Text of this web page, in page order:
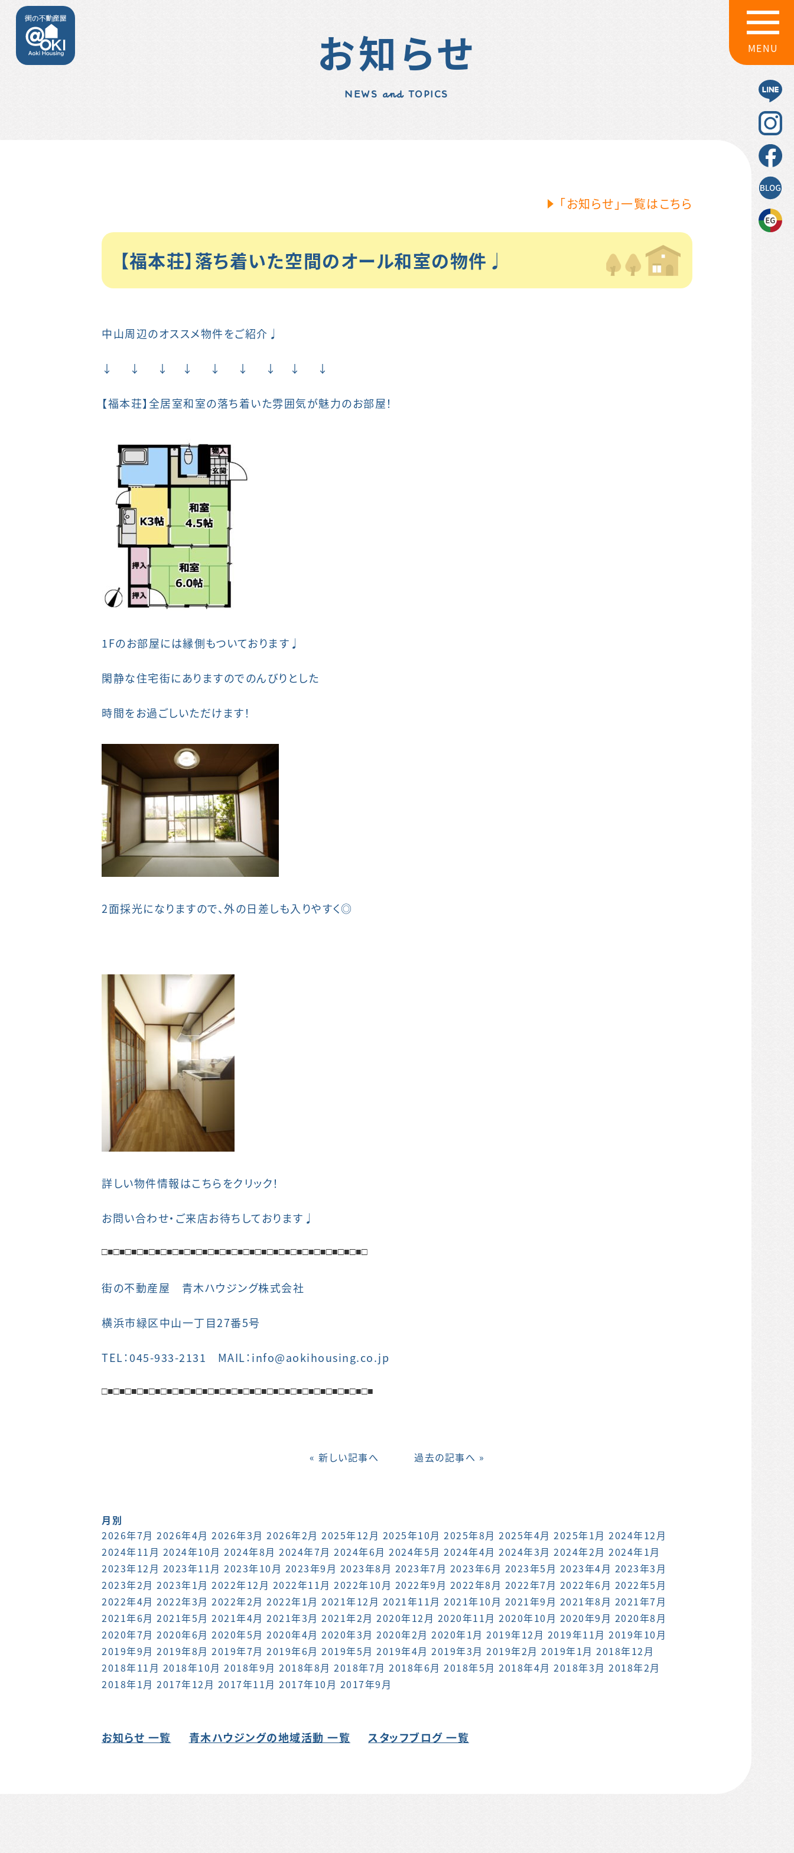
MENU
お知らせ
NEWS and TOPICS
「お知らせ」一覧はこちら
【福本荘】落ち着いた空間のオール和室の物件♩
中山周辺のオススメ物件をご紹介♩
↓ ↓ ↓ ↓ ↓ ↓ ↓ ↓ ↓
【福本荘】全居室和室の落ち着いた雰囲気が魅力のお部屋！
1Fのお部屋には縁側もついております♩
閑静な住宅街にありますのでのんびりとした
時間をお過ごしいただけます！
2面採光になりますので、外の日差しも入りやすく◎
詳しい物件情報はこちらをクリック！
お問い合わせ・ご来店お待ちしております♩
□■□■□■□■□■□■□■□■□■□■□■□■□■□■□■□■□■□■□■□■□■□■□
街の不動産屋 青木ハウジング株式会社
横浜市緑区中山一丁目27番5号
TEL：045-933-2131 MAIL：info@aokihousing.co.jp
□■□■□■□■□■□■□■□■□■□■□■□■□■□■□■□■□■□■□■□■□■□■□■
« 新しい記事へ 過去の記事へ »
月別
2026年7月 2026年4月 2026年3月 2026年2月 2025年12月 2025年10月 2025年8月 2025年4月 2025年1月 2024年12月
2024年11月 2024年10月 2024年8月 2024年7月 2024年6月 2024年5月 2024年4月 2024年3月 2024年2月 2024年1月
2023年12月 2023年11月 2023年10月 2023年9月 2023年8月 2023年7月 2023年6月 2023年5月 2023年4月 2023年3月
2023年2月 2023年1月 2022年12月 2022年11月 2022年10月 2022年9月 2022年8月 2022年7月 2022年6月 2022年5月
2022年4月 2022年3月 2022年2月 2022年1月 2021年12月 2021年11月 2021年10月 2021年9月 2021年8月 2021年7月
2021年6月 2021年5月 2021年4月 2021年3月 2021年2月 2020年12月 2020年11月 2020年10月 2020年9月 2020年8月
2020年7月 2020年6月 2020年5月 2020年4月 2020年3月 2020年2月 2020年1月 2019年12月 2019年11月 2019年10月
2019年9月 2019年8月 2019年7月 2019年6月 2019年5月 2019年4月 2019年3月 2019年2月 2019年1月 2018年12月
2018年11月 2018年10月 2018年9月 2018年8月 2018年7月 2018年6月 2018年5月 2018年4月 2018年3月 2018年2月
2018年1月 2017年12月 2017年11月 2017年10月 2017年9月
お知らせ 一覧 青木ハウジングの地域活動 一覧 スタッフブログ 一覧